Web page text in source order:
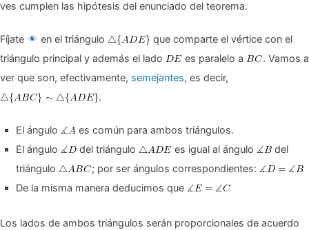
ves cumplen las hipótesis del enunciado del teorema.
Fíjate en el triángulo
que comparte el vértice con el
triángulo principal y además el lado
es paralelo a
. Vamos a
ver que son, efectivamente, semejantes, es decir,
.
El ángulo
es común para ambos triángulos.
El ángulo
del triángulo es igual al ángulo
del
triángulo
; por ser ángulos correspondientes:
De la misma manera deducimos que
Los lados de ambos triángulos serán proporcionales de acuerdo